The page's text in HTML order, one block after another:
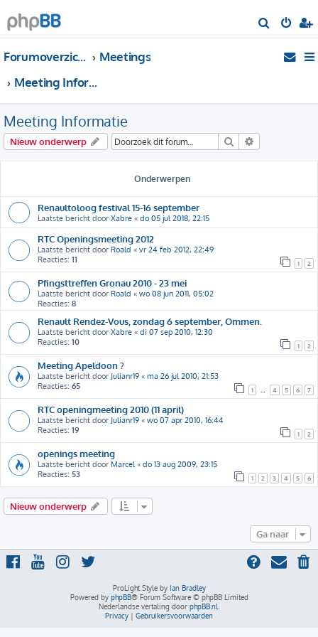
o
Forumoverzicht
Meetings
Meeting Informatie
Meeting Informatie
Nieuw onderwerp Zoek
Onderwerpen
Renaultoloog festival 15-16 september
Laatste bericht door Xabre « do 05 jul 2018, 22:15
RTC Openingsmeeting 2012
Laatste bericht door Roald « vr 24 feb 2012, 22:49
Reacties: 11 1 2
Pfingsttreffen Gronau 2010 - 23 mei
Laatste bericht door Roald « wo 08 jun 2011, 05:02
Reacties: 8
Renault Rendez-Vous, zondag 6 september, Ommen.
Laatste bericht door Xabre « di 07 sep 2010, 12:30
Reacties: 10 1 2
Meeting Apeldoon ?
Laatste bericht door Julianr19 « ma 26 jul 2010, 21:53
Reacties: 65 1 4 5 6 7
RTC openingmeeting 2010 (11 april)
Laatste bericht door Julianr19 « wo 07 apr 2010, 16:44
Reacties: 19 1 2
openings meeting
Laatste bericht door Marcel« do 13 aug 2009, 23:15
Reacties: 53 1 2 3 4 5 6
Nieuw onderwerp
Ga naar
ProLight Style by Ian Bradley
Powered by phpBB® Forum Software © phpBB Limited
Nederlandse vertaling door phpBB.nl
Privacy | Gebruikersvoorwaarden